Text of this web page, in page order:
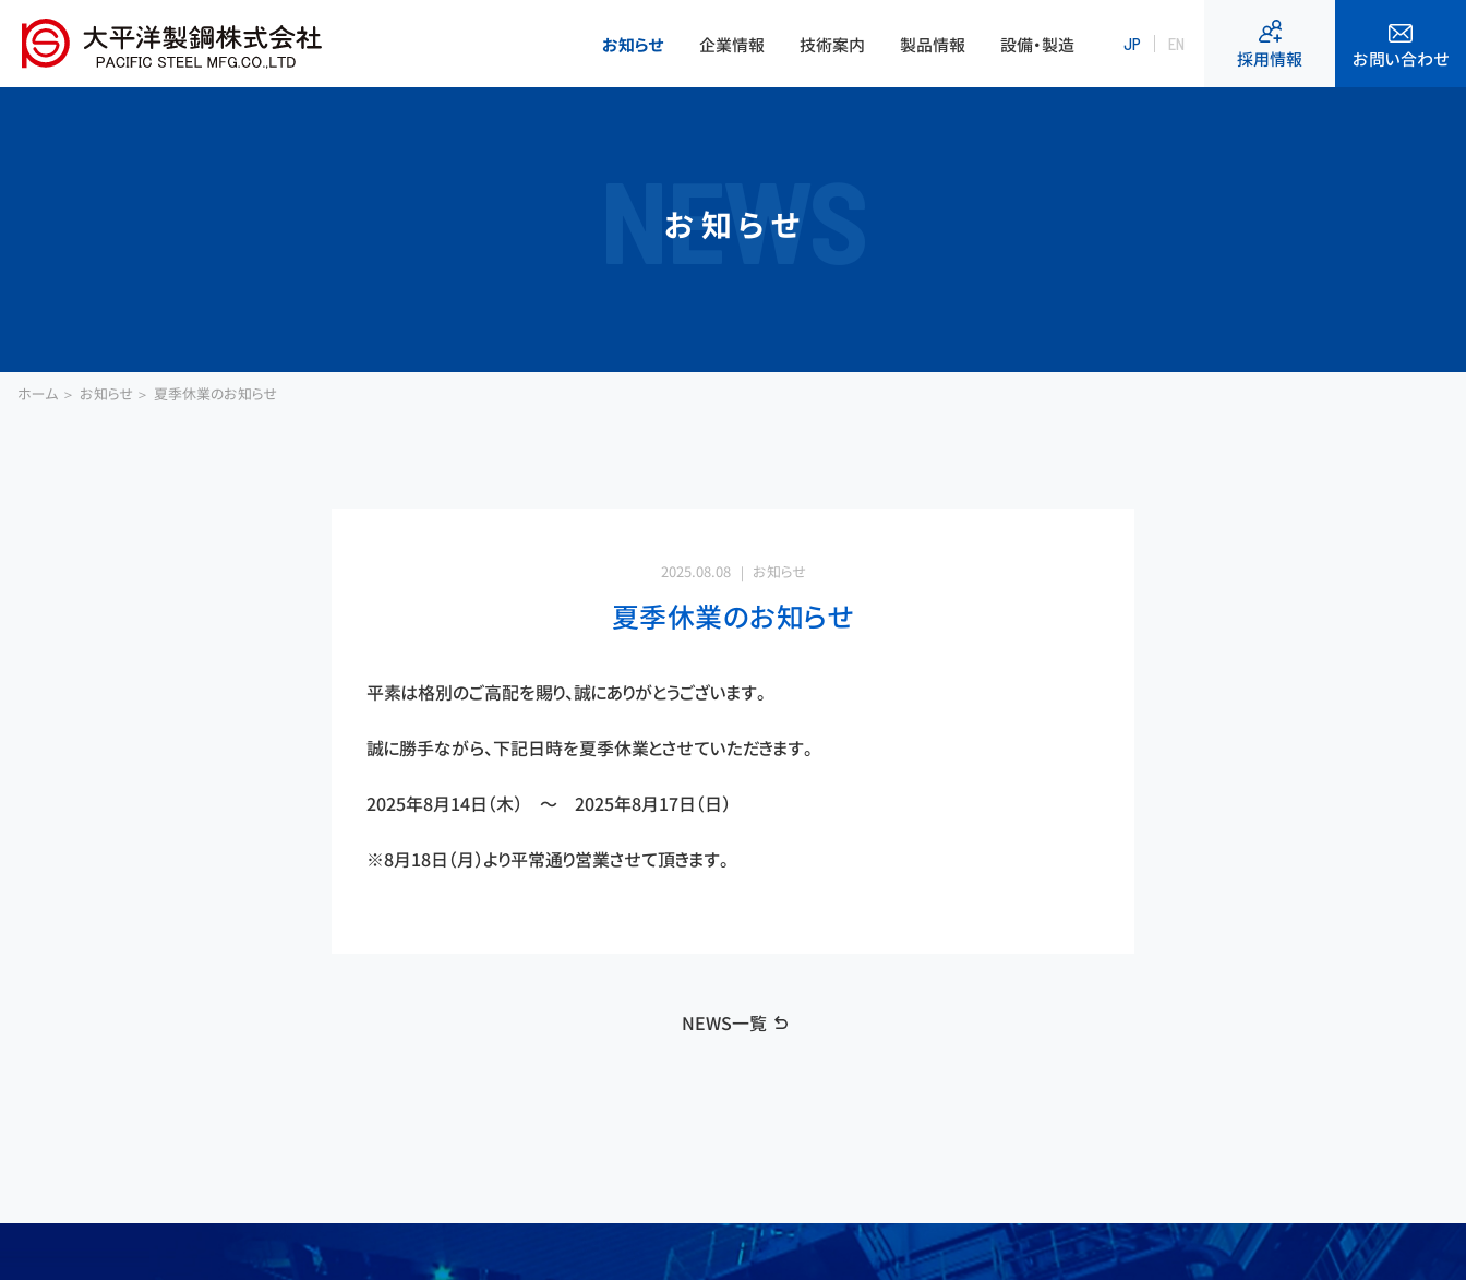
お知らせ 企業情報 技術案内 製品情報 設備・製造 JP EN
採用情報 お問い合わせ
NEWS
お知らせ
ホーム お知らせ 夏季休業のお知らせ
2025.08.08 お知らせ
夏季休業のお知らせ
平素は格別のご高配を賜り、誠にありがとうございます。
誠に勝手ながら、下記日時を夏季休業とさせていただきます。
2025年8月14日（木） ～ 2025年8月17日（日）
※8月18日（月）より平常通り営業させて頂きます。
NEWS一覧